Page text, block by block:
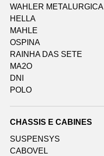
WAHLER METALURGICA
HELLA
MAHLE
OSPINA
RAINHA DAS SETE
MA2O
DNI
POLO
CHASSIS E CABINES
SUSPENSYS
CABOVEL